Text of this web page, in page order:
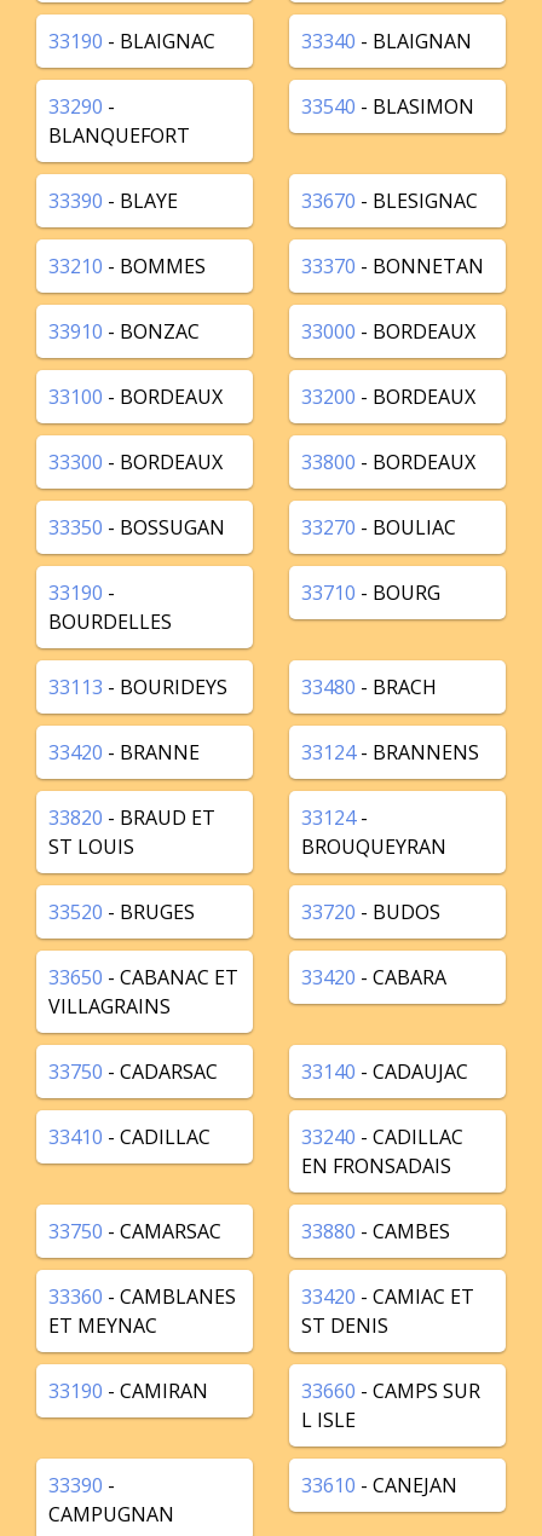
33190 - BLAIGNAC 33340 - BLAIGNAN
33290 -
BLANQUEFORT
33540 - BLASIMON
33390 - BLAYE 33670 - BLESIGNAC
33210 - BOMMES 33370 - BONNETAN
33910 - BONZAC 33000 - BORDEAUX
33100 - BORDEAUX 33200 - BORDEAUX
33300 - BORDEAUX 33800 - BORDEAUX
33350 - BOSSUGAN 33270 - BOULIAC
33190 -
BOURDELLES
33710 - BOURG
33113 - BOURIDEYS 33480 - BRACH
33420 - BRANNE 33124- BRANNENS
33820 - BRAUD ET
ST LOUIS
33124-
BROUQUEYRAN
33520 - BRUGES 33720 - BUDOS
33650 - CABANAC ET
VILLAGRAINS
33420 - CABARA
33750 - CADARSAC 33140 - CADAUJAC
33410 - CADILLAC 33240 - CADILLAC
EN FRONSADAIS
33750 - CAMARSAC 33880 - CAMBES
33360 - CAMBLANES
ET MEYNAC
33420 - CAMIAC ET
ST DENIS
33190 - CAMIRAN 33660 - CAMPS SUR
L ISLE
33390 -
CAMPUGNAN
33610 - CANEJAN